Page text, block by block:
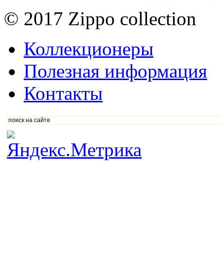
© 2017 Zippo collection
Коллекционеры
Полезная информация
Контакты